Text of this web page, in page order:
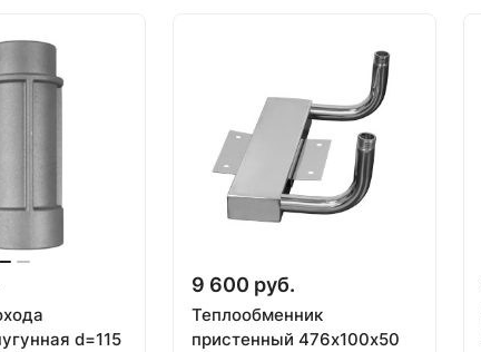
d=115
9 600 руб.
Теплообменник
пристенный 476х100х50